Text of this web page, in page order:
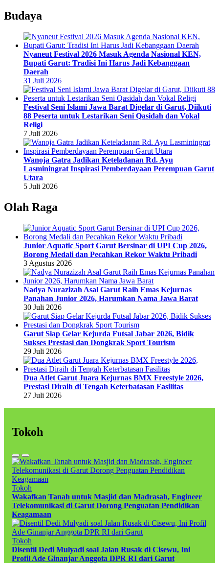
Budaya
Nyaneut Festival 2026 Masuk Agenda Nasional KEN,
Bupati Garut: Tradisi Ini Harus Jadi Kebanggaan
Daerah
31 Juli 2026
Festival Seni Islami Jawa Barat Digelar di Garut, Diikuti
88 Peserta untuk Lestarikan Seni Qasidah dan Vokal
Religi
7 Juli 2026
Wanoja Gatra Jadikan Keteladanan Rd. Ayu
Lasminingrat Inspirasi Pemberdayaan Perempuan Garut
Utara
5 Juli 2026
Olah Raga
Junior Aquatic Sport Garut Bersinar di UPI Cup 2026,
Borong Medali dan Pecahkan Rekor Waktu Pribadi
3 Agustus 2026
Nadya Nurazizah Asal Garut Raih Emas Kejurnas
Panahan Junior 2026, Harumkan Nama Jawa Barat
30 Juli 2026
Garut Siap Gelar Kejurda Futsal Jabar 2026, Bidik
Sukses Prestasi dan Dongkrak Sport Tourism
29 Juli 2026
Dua Atlet Garut Juara Kejurnas BMX Freestyle 2026,
Prestasi Diraih di Tengah Keterbatasan Fasilitas
27 Juli 2026
Tokoh
Tokoh
Wakafkan Tanah untuk Masjid dan Madrasah, Engineer
Telekomunikasi di Garut Dorong Penguatan Pendidikan
Keagamaan
Tokoh
Disentil Dedi Mulyadi soal Jalan Rusak di Cisewu, Ini
Profil Ade Ginanjar Anggota DPR RI dari Garut